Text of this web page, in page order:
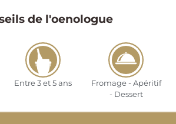
de l'oenologue
Entre 3 et 5 ans
Fromage - Apéritif
- Dessert